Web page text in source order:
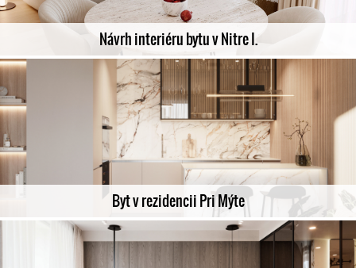
Návrh interiéru bytu v Nitre I.
Byt v rezidencii Pri Mýte